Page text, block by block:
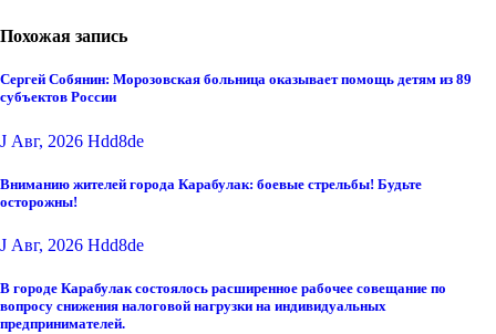
Похожая запись
Сергей Собянин: Морозовская больница оказывает помощь детям из 89
субъектов России
J Авг, 2026 Hdd8de
Вниманию жителей города Карабулак: боевые стрельбы! Будьте
осторожны!
J Авг, 2026 Hdd8de
В городе Карабулак состоялось расширенное рабочее совещание по
вопросу снижения налоговой нагрузки на индивидуальных
предпринимателей.